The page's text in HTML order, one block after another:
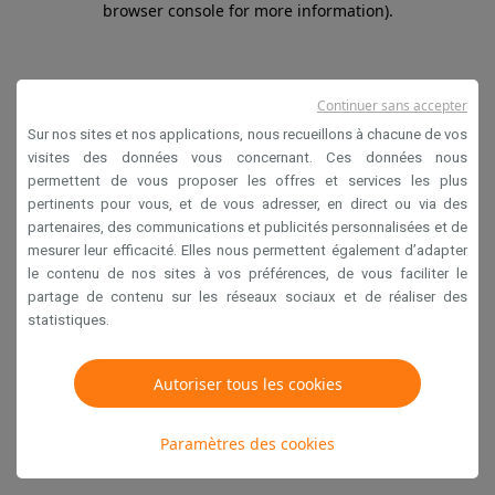
browser console for more information).
Sur nos sites et nos applications, nous recueillons à chacune de vos
visites des données vous concernant. Ces données nous
permettent de vous proposer les offres et services les plus
pertinents pour vous, et de vous adresser, en direct ou via des
partenaires, des communications et publicités personnalisées et de
mesurer leur efficacité. Elles nous permettent également d’adapter
le contenu de nos sites à vos préférences, de vous faciliter le
partage de contenu sur les réseaux sociaux et de réaliser des
statistiques.
Autoriser tous les cookies
Paramètres des cookies
Continuer sans accepter